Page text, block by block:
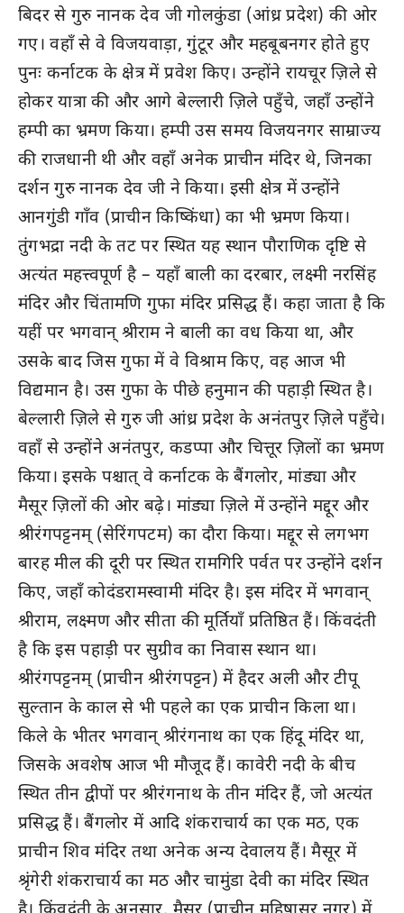
बिदर से गुरु नानक देव जी गोलकुंडा (आंध्र प्रदेश) की ओर
गए। वहाँ से वे विजयवाड़ा, गुंटूर और महबूबनगर होते हुए
पुनः कर्नाटक के क्षेत्र में प्रवेश किए। उन्होंने रायचूर ज़िले से
होकर यात्रा की और आगे बेल्लारी ज़िले पहुँचे, जहाँ उन्होंने
हम्पी का भ्रमण किया। हम्पी उस समय विजयनगर साम्राज्य
की राजधानी थी और वहाँ अनेक प्राचीन मंदिर थे, जिनका
दर्शन गुरु नानक देव जी ने किया। इसी क्षेत्र में उन्होंने
आनगुंडी गाँव (प्राचीन किष्किंधा) का भी भ्रमण किया।
तुंगभद्रा नदी के तट पर स्थित यह स्थान पौराणिक दृष्टि से
अत्यंत महत्त्वपूर्ण है – यहाँ बाली का दरबार, लक्ष्मी नरसिंह
मंदिर और चिंतामणि गुफा मंदिर प्रसिद्ध हैं। कहा जाता है कि
यहीं पर भगवान् श्रीराम ने बाली का वध किया था, और
उसके बाद जिस गुफा में वे विश्राम किए, वह आज भी
विद्यमान है। उस गुफा के पीछे हनुमान की पहाड़ी स्थित है।
बेल्लारी ज़िले से गुरु जी आंध्र प्रदेश के अनंतपुर ज़िले पहुँचे।
वहाँ से उन्होंने अनंतपुर, कडप्पा और चित्तूर ज़िलों का भ्रमण
किया। इसके पश्चात् वे कर्नाटक के बैंगलोर, मांड्या और
मैसूर ज़िलों की ओर बढ़े। मांड्या ज़िले में उन्होंने मद्दूर और
श्रीरंगपट्टनम् (सेरिंगपटम) का दौरा किया। मद्दूर से लगभग
बारह मील की दूरी पर स्थित रामगिरि पर्वत पर उन्होंने दर्शन
किए, जहाँ कोदंडरामस्वामी मंदिर है। इस मंदिर में भगवान्
श्रीराम, लक्ष्मण और सीता की मूर्तियाँ प्रतिष्ठित हैं। किंवदंती
है कि इस पहाड़ी पर सुग्रीव का निवास स्थान था।
श्रीरंगपट्टनम् (प्राचीन श्रीरंगपट्टन) में हैदर अली और टीपू
सुल्तान के काल से भी पहले का एक प्राचीन किला था।
किले के भीतर भगवान् श्रीरंगनाथ का एक हिंदू मंदिर था,
जिसके अवशेष आज भी मौजूद हैं। कावेरी नदी के बीच
स्थित तीन द्वीपों पर श्रीरंगनाथ के तीन मंदिर हैं, जो अत्यंत
प्रसिद्ध हैं। बैंगलोर में आदि शंकराचार्य का एक मठ, एक
प्राचीन शिव मंदिर तथा अनेक अन्य देवालय हैं। मैसूर में
श्रृंगेरी शंकराचार्य का मठ और चामुंडा देवी का मंदिर स्थित